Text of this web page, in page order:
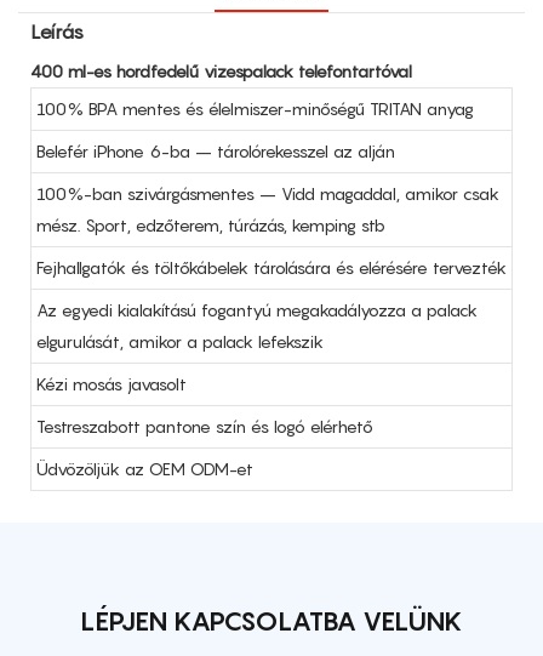
Leírás
400 ml-es hordfedelű vizespalack telefontartóval
100% BPA mentes és élelmiszer-minőségű TRITAN anyag
Belefér iPhone 6-ba – tárolórekesszel az alján
100%-ban szivárgásmentes – Vidd magaddal, amikor csak
mész. Sport, edzőterem, túrázás, kemping stb
Fejhallgatók és töltőkábelek tárolására és elérésére tervezték
Az egyedi kialakítású fogantyú megakadályozza a palack
elgurulását, amikor a palack lefekszik
Kézi mosás javasolt
Testreszabott pantone szín és logó elérhető
Üdvözöljük az OEM ODM-et
LÉPJEN KAPCSOLATBA VELÜNK